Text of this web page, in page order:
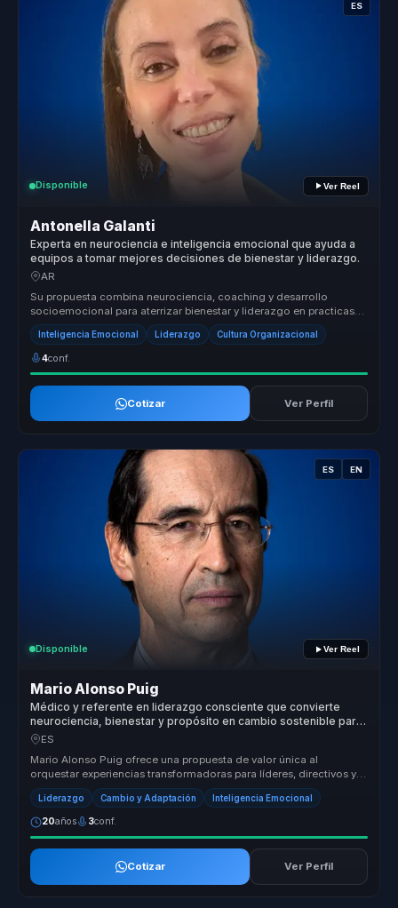
ES
Disponible Ver Reel
Antonella Galanti
Experta en neurociencia e inteligencia emocional que ayuda a
equipos a tomar mejores decisiones de bienestar y liderazgo.
AR
Su propuesta combina neurociencia, coaching y desarrollo
socioemocional para aterrizar bienestar y liderazgo en practicas
concretas. No s...
Inteligencia Emocional Liderazgo Cultura Organizacional
4conf.
Cotizar Ver Perfil
ES EN
Disponible Ver Reel
Mario Alonso Puig
Médico y referente en liderazgo consciente que convierte
neurociencia, bienestar y propósito en cambio sostenible para
líderes y equipos.
ES
Mario Alonso Puig ofrece una propuesta de valor única al
orquestar experiencias transformadoras para líderes, directivos y
responsables d...
Liderazgo Cambio y Adaptación Inteligencia Emocional
20años 3conf.
Cotizar Ver Perfil